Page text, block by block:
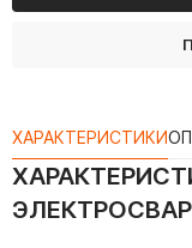
ХАРАКТЕРИСТИКИ